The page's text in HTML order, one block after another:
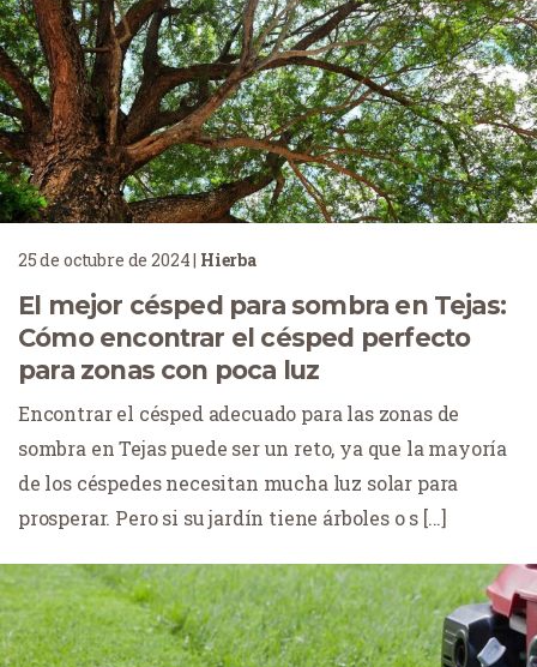
25 de octubre de 2024| Hierba
El mejor césped para sombra en Tejas:
Cómo encontrar el césped perfecto
para zonas con poca luz
Encontrar el césped adecuado para las zonas de
sombra en Tejas puede ser un reto, ya que la mayoría
de los céspedes necesitan mucha luz solar para
prosperar. Pero si su jardín tiene árboles o s [...]